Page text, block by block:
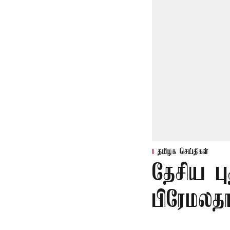
தமிழக செய்திகள்
தேசிய